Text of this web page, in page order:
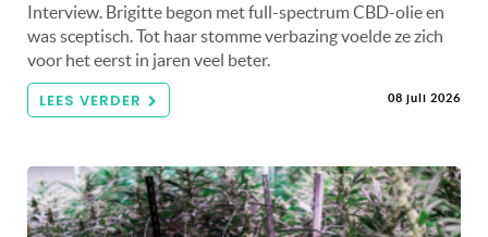
Interview. Brigitte begon met full-spectrum CBD-olie en
was sceptisch. Tot haar stomme verbazing voelde ze zich
voor het eerst in jaren veel beter.
LEES VERDER 08 juli 2026